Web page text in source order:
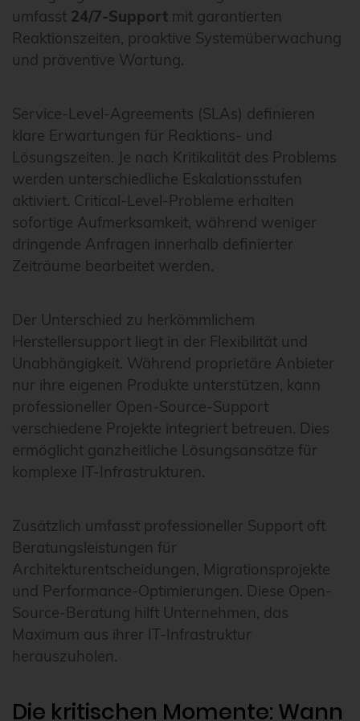
umfasst 24/7-Support mit garantierten
Reaktionszeiten, proaktive Systemüberwachung
und präventive Wartung.
Service-Level-Agreements (SLAs) definieren
klare Erwartungen für Reaktions- und
Lösungszeiten. Je nach Kritikalität des Problems
werden unterschiedliche Eskalationsstufen
aktiviert. Critical-Level-Probleme erhalten
sofortige Aufmerksamkeit, während weniger
dringende Anfragen innerhalb definierter
Zeiträume bearbeitet werden.
Der Unterschied zu herkömmlichem
Herstellersupport liegt in der Flexibilität und
Unabhängigkeit. Während proprietäre Anbieter
nur ihre eigenen Produkte unterstützen, kann
professioneller Open-Source-Support
verschiedene Projekte integriert betreuen. Dies
ermöglicht ganzheitliche Lösungsansätze für
komplexe IT-Infrastrukturen.
Zusätzlich umfasst professioneller Support oft
Beratungsleistungen für
Architekturentscheidungen, Migrationsprojekte
und Performance-Optimierungen. Diese Open-
Source-Beratung hilft Unternehmen, das
Maximum aus ihrer IT-Infrastruktur
herauszuholen.
Die kritischen Momente: Wann